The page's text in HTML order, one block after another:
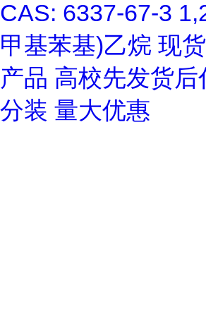
CAS: 6337-67-3
甲基苯基)乙烷 现
产品 高校先发货后
分装 量大优惠